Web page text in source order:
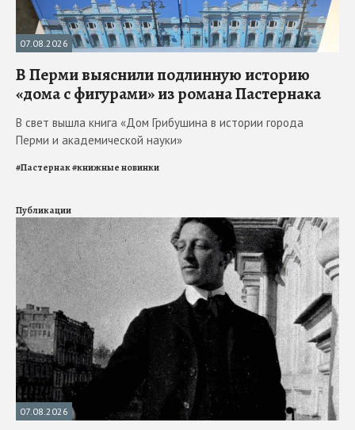
07.08.2026
В Перми выяснили подлинную историю
«дома с фигурами» из романа Пастернака
В свет вышла книга «Дом Грибушина в истории города
Перми и академической науки»
#Пастернак#книжные новинки
Публикации
07.08.2026